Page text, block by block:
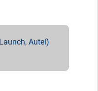
Autel)